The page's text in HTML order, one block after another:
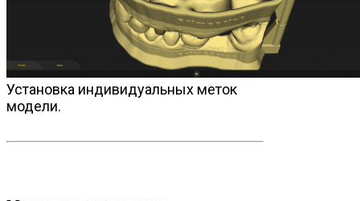
Установка индивидуальных меток
модели.